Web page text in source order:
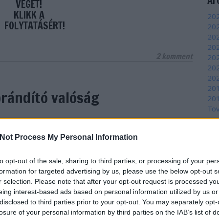
Process My Personal Information
opt-out of the sale, sharing to third parties, or processing of your
for targeted advertising by us, please use the below opt-out
selection. Please note that after your opt-out request is processed
interest-based ads based on personal information utilized by us
to third parties prior to your opt-out. You may separately
of your personal information by third parties on the IAB’s list of
VÉGET!
KLIKK A
FOLYTATÁSÉRT!
2komment
valóság
tervéről tartott sajtótájékoztatót Papp
A hangzatos ígéretek mögé nézve
20 év meg nem valósult terveinek
és nagy szavak: főként ezekből áll a
program. Egyelőre kevés részletet
látszik.